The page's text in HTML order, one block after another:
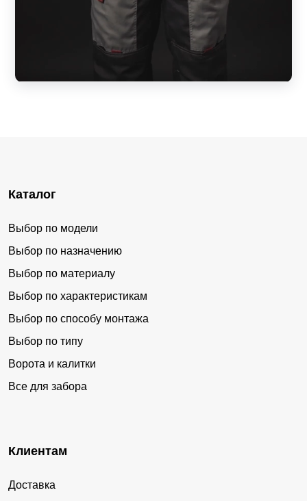
Каталог
Выбор по модели
Выбор по назначению
Выбор по материалу
Выбор по характеристикам
Выбор по способу монтажа
Выбор по типу
Ворота и калитки
Все для забора
Клиентам
Доставка